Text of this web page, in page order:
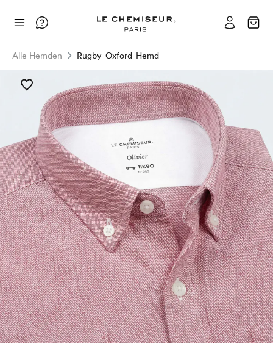
Alle Hemden Rugby-Oxford-Hemd